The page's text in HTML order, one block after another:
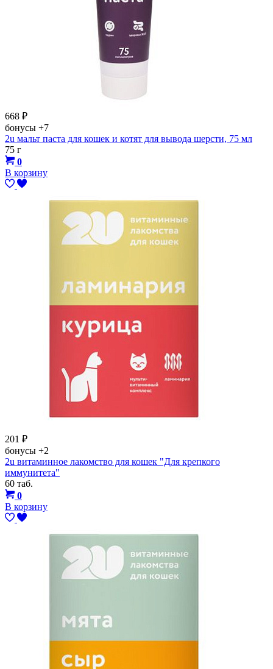
668 ₽
бонусы +7
2u мальт паста для кошек и котят для вывода шерсти, 75 мл
75 г
0
В корзину
201 ₽
бонусы +2
2u витаминное лакомство для кошек "Для крепкого
иммунитета"
60 таб.
0
В корзину